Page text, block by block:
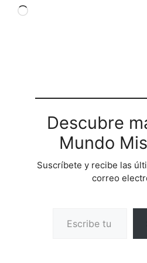
Cargando...
Descubre
Mundo
Suscríbete y recibe las
correo